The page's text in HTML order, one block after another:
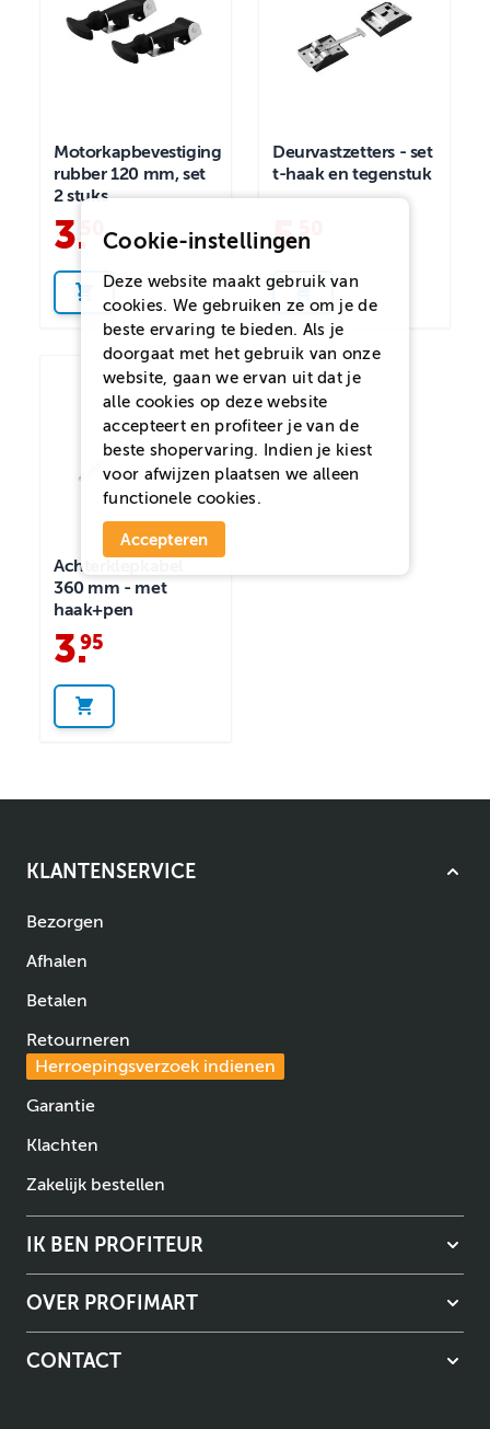
Motorkapbevestiging
rubber 120 mm, set
2 stuks
3.50
Deurvastzetters - set
t-haak en tegenstuk
5.
Achterklepkabel
360 mm - met
haak+pen
3.
95
KLANTENSERVICE
Bezorgen
Afhalen
Betalen
Retourneren
Herroepingsverzoek indienen
Garantie
Klachten
Zakelijk bestellen
IK BEN PROFITEUR
OVER PROFIMART
CONTACT
Cookie-instellingen
Deze website maakt gebruik van
cookies. We gebruiken ze om je de
beste ervaring te bieden. Als je
doorgaat met het gebruik van onze
website, gaan we ervan uit dat je
alle cookies op deze website
accepteert en profiteer je van de
beste shopervaring. Indien je kiest
voor afwijzen plaatsen we alleen
functionele cookies.
Accepteren